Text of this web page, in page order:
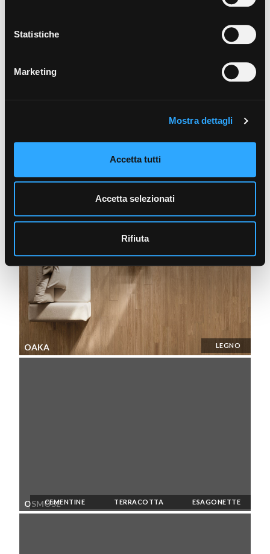
Statistiche
Marketing
Mostra dettagli
Accetta tutti
Accetta selezionati
Rifiuta
NOVOCERAM MODULO PLUS
OAKA LEGNO
OSMOSECEMENTINE TERRACOTTA ESAGONETTE